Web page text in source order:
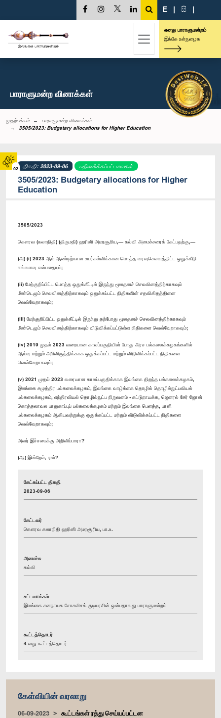
02
E | සි |
எனது பாராளுமன்றம்
இங்கே உள்நுழைக
பாராளுமன்ற வினாக்கள்
முதற்பக்கம்
பாராளுமன்ற வினாக்கள்
3505/2023: Budgetary allocations for Higher Education
திகதி: 2023-09-06 பதிலளிக்கப்பட்டவைகள்
3505/2023: Budgetary allocations for Higher
Education
3505/2023
கௌரவ (கலாநிதி) (திருமதி) ஹரினி அமரசூரிய,— கல்வி அமைச்சரைக் கேட்பதற்கு,—
(அ) (i) 2023 ஆம் ஆண்டிற்கான உயர்கல்விக்கான மொத்த வரவுசெலவுத்திட்ட ஒதுக்கீடு
எவ்வளவு என்பதையும்;
(ii) மேற்குறிப்பிட்ட மொத்த ஒதுக்கீட்டில் இருந்து மூலதனச் செலவினத்திற்காகவும்
மீண்டெழும் செலவினத்திற்காகவும் ஒதுக்கப்பட்ட நிதிகளின் சதவிகிதத்தினை
வெவ்வேறாகவும்;
(iii) மேற்குறிப்பிட்ட ஒதுக்கீட்டில் இருந்து தற்போது மூலதனச் செலவினத்திற்காகவும்
மீண்டெழும் செலவினத்திற்காகவும் விடுவிக்கப்பட்டுள்ள நிதிகளை வெவ்வேறாகவும்;
(iv) 2019 முதல் 2023 வரையான காலப்பகுதியின் போது அரச பல்கலைக்கழகங்களில்
ஆய்வு மற்றும் அபிவிருத்திக்காக ஒதுக்கப்பட்ட மற்றும் விடுவிக்கப்பட்ட நிதிகளை
வெவ்வேறாகவும்;
(v) 2021 முதல் 2023 வரையான காலப்பகுதிக்காக இலங்கை திறந்த பல்கலைக்கழகம்,
இலங்கை சமுத்திர பல்கலைக்கழகம், இலங்கை வாழ்க்கை தொழில் தொழில்நுட்பவியல்
பல்கலைக்கழகம், எந்திரவியல் தொழில்நுட்ப நிறுவனம் - கட்டுநாயக்க, ஜெனரல் சேர் ஜோன்
கொத்தலாவல பாதுகாப்புப் பல்கலைக்கழகம் மற்றும் இலங்கை பெளத்த, பாளி
பல்கலைக்கழகம் ஆகியவற்றுக்கு ஒதுக்கப்பட்ட மற்றும் விடுவிக்கப்பட்ட நிதிகளை
வெவ்வேறாகவும்;
அவர் இச்சபைக்கு அறிவிப்பாரா?
(ஆ) இன்றேல், ஏன்?
கேட்கப்பட்ட திகதி
2023-09-06
கேட்டவர்
கௌரவ கலாநிதி ஹரினி அமரசூரிய, பா.உ.
அமைச்சு
கல்வி
சட்டவாக்கம்
இலங்கை சனநாயக சோசலிசக் குடியரசின் ஒன்பதாவது பாராளுமன்றம்
கூட்டத்தொடர்
4 வது கூட்டத்தொடர்
கேள்வியின் வரலாறு
06-09-2023
கூட்டங்கள் ரத்து செய்யப்பட்டன